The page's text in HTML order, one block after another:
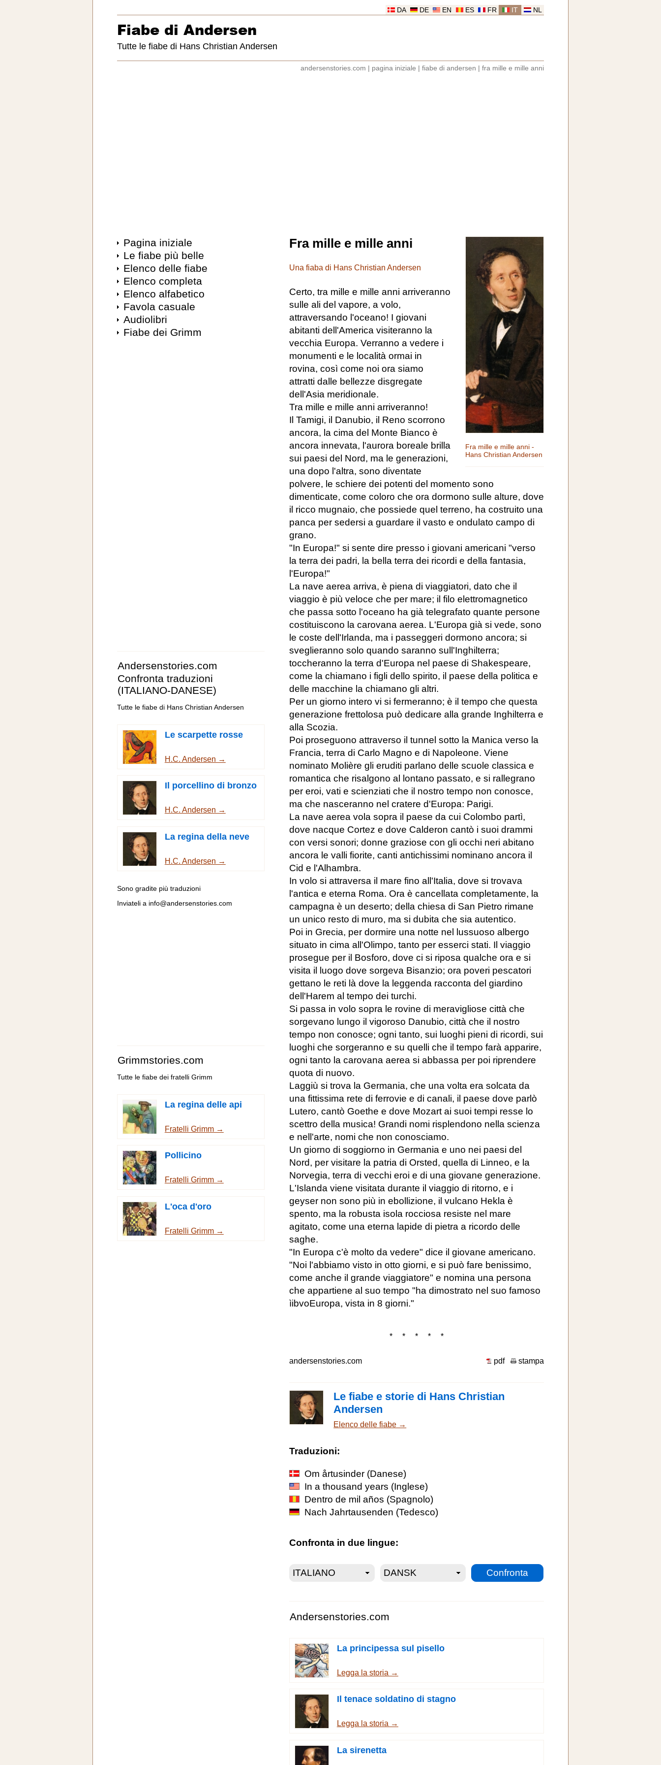
NL
IT
FR
ES
EN
DE
DA
Fiabe di Andersen
Tutte le fiabe di Hans Christian Andersen
andersenstories.com pagina iniziale fiabe di andersen fra mille e mille anni
Pagina iniziale
Le fiabe più belle
Elenco delle fiabe
Elenco completa
Elenco alfabetico
Favola casuale
Audiolibri
Fiabe dei Grimm
Andersenstories.com
Confronta traduzioni
(ITALIANO-DANESE)
Tutte le fiabe di Hans Christian Andersen
Le scarpette rosse
H.C. Andersen →
Il porcellino di bronzo
H.C. Andersen →
La regina della neve
H.C. Andersen →
Sono gradite più traduzioni
Inviateli a info@andersenstories.com
Grimmstories.com
Tutte le fiabe dei fratelli Grimm
La regina delle api
Fratelli Grimm →
Pollicino
Fratelli Grimm →
L'oca d'oro
Fratelli Grimm →
Fra mille e mille anni -
Hans Christian Andersen
Fra mille e mille anni
Una fiaba di Hans Christian Andersen
Certo, tra mille e mille anni arriveranno
sulle ali del vapore, a volo,
attraversando l'oceano! I giovani
abitanti dell'America visiteranno la
vecchia Europa. Verranno a vedere i
monumenti e le località ormai in
rovina, così come noi ora siamo
attratti dalle bellezze disgregate
dell'Asia meridionale.
Tra mille e mille anni arriveranno!
Il Tamigi, il Danubio, il Reno scorrono
ancora, la cima del Monte Bianco è
ancora innevata, l'aurora boreale brilla
sui paesi del Nord, ma le generazioni,
una dopo l'altra, sono diventate
polvere, le schiere dei potenti del momento sono
dimenticate, come coloro che ora dormono sulle alture, dove
il ricco mugnaio, che possiede quel terreno, ha costruito una
panca per sedersi a guardare il vasto e ondulato campo di
grano.
"In Europa!" si sente dire presso i giovani americani "verso
la terra dei padri, la bella terra dei ricordi e della fantasia,
l'Europa!"
La nave aerea arriva, è piena di viaggiatori, dato che il
viaggio è più veloce che per mare; il filo elettromagnetico
che passa sotto l'oceano ha già telegrafato quante persone
costituiscono la carovana aerea. L'Europa già si vede, sono
le coste dell'Irlanda, ma i passeggeri dormono ancora; si
sveglieranno solo quando saranno sull'Inghilterra;
toccheranno la terra d'Europa nel paese di Shakespeare,
come la chiamano i figli dello spirito, il paese della politica e
delle macchine la chiamano gli altri.
Per un giorno intero vi si fermeranno; è il tempo che questa
generazione frettolosa può dedicare alla grande Inghilterra e
alla Scozia.
Poi proseguono attraverso il tunnel sotto la Manica verso la
Francia, terra di Carlo Magno e di Napoleone. Viene
nominato Molière gli eruditi parlano delle scuole classica e
romantica che risalgono al lontano passato, e si rallegrano
per eroi, vati e scienziati che il nostro tempo non conosce,
ma che nasceranno nel cratere d'Europa: Parigi.
La nave aerea vola sopra il paese da cui Colombo partì,
dove nacque Cortez e dove Calderon cantò i suoi drammi
con versi sonori; donne graziose con gli occhi neri abitano
ancora le valli fiorite, canti antichissimi nominano ancora il
Cid e l'Alhambra.
In volo si attraversa il mare fino all'Italia, dove si trovava
l'antica e eterna Roma. Ora è cancellata completamente, la
campagna è un deserto; della chiesa di San Pietro rimane
un unico resto di muro, ma si dubita che sia autentico.
Poi in Grecia, per dormire una notte nel lussuoso albergo
situato in cima all'Olimpo, tanto per esserci stati. Il viaggio
prosegue per il Bosforo, dove ci si riposa qualche ora e si
visita il luogo dove sorgeva Bisanzio; ora poveri pescatori
gettano le reti là dove la leggenda racconta del giardino
dell'Harem al tempo dei turchi.
Si passa in volo sopra le rovine di meravigliose città che
sorgevano lungo il vigoroso Danubio, città che il nostro
tempo non conosce; ogni tanto, sui luoghi pieni di ricordi, sui
luoghi che sorgeranno e su quelli che il tempo farà apparire,
ogni tanto la carovana aerea si abbassa per poi riprendere
quota di nuovo.
Laggiù si trova la Germania, che una volta era solcata da
una fittissima rete di ferrovie e di canali, il paese dove parlò
Lutero, cantò Goethe e dove Mozart ai suoi tempi resse lo
scettro della musica! Grandi nomi risplendono nella scienza
e nell'arte, nomi che non conosciamo.
Un giorno di soggiorno in Germania e uno nei paesi del
Nord, per visitare la patria di Orsted, quella di Linneo, e la
Norvegia, terra di vecchi eroi e di una giovane generazione.
L'Islanda viene visitata durante il viaggio di ritorno, e i
geyser non sono più in ebollizione, il vulcano Hekla è
spento, ma la robusta isola rocciosa resiste nel mare
agitato, come una eterna lapide di pietra a ricordo delle
saghe.
"In Europa c'è molto da vedere" dice il giovane americano.
"Noi l'abbiamo visto in otto giorni, e si può fare benissimo,
come anche il grande viaggiatore" e nomina una persona
che appartiene al suo tempo "ha dimostrato nel suo famoso
ìibvoEuropa, vista in 8 giorni."
* * * * *
andersenstories.com pdf stampa
Le fiabe e storie di Hans Christian
Andersen
Elenco delle fiabe →
Traduzioni:
Om årtusinder (Danese)
In a thousand years (Inglese)
Dentro de mil años (Spagnolo)
Nach Jahrtausenden (Tedesco)
Confronta in due lingue:
Andersenstories.com
La principessa sul pisello
Legga la storia →
Il tenace soldatino di stagno
Legga la storia →
La sirenetta